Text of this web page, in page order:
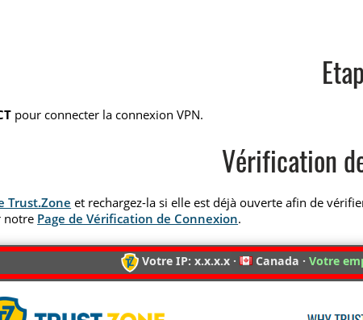
pour connecter la connexion VPN.
Vérification
Trust.Zone et rechargez-la si elle est déjà ouverte afin de
notre Page de Vérification de Connexion.
Votre IP: x.x.x.x · Canada ·Votre